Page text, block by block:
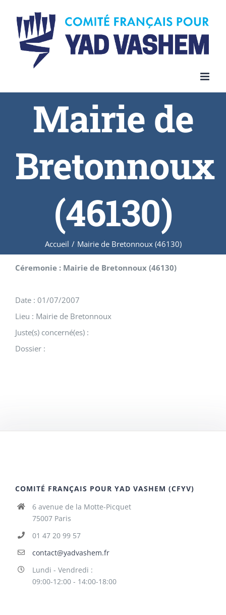
content
Mairie de
Bretonnoux
(46130)
Accueil / Mairie de Bretonnoux (46130)
Céremonie : Mairie de Bretonnoux (46130)
Date : 01/07/2007
Lieu : Mairie de Bretonnoux
Juste(s) concerné(es) :
Dossier :
COMITÉ FRANÇAIS POUR YAD VASHEM (CFYV)
6 avenue de la Motte-Picquet
75007 Paris
01 47 20 99 57
contact@yadvashem.fr
Lundi - Vendredi :
09:00-12:00 - 14:00-18:00